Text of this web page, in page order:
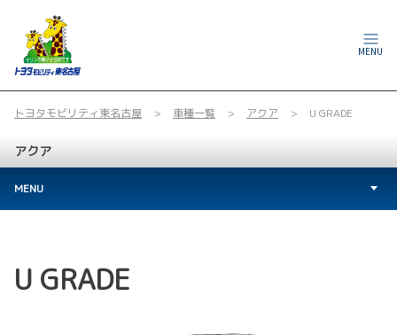
MENU
トヨタモビリティ東名古屋 車種一覧 アクア U GRADE
アクア
MENU
U GRADE